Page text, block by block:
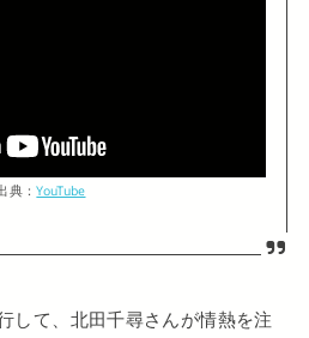
典：YouTube
して、北田千尋さんが情熱を注